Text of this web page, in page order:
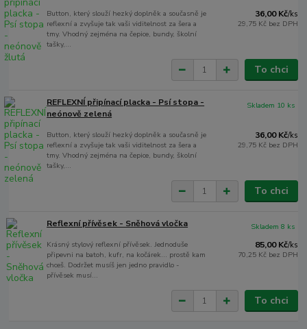
Button, který slouží hezký doplněk a současně je
reflexní a zvyšuje tak vaši viditelnost za šera a
tmy. Vhodný zejména na čepice, bundy, školní
tašky,...
36,00 Kč/ks
29,75 Kč bez DPH
To chci
REFLEXNÍ připínací placka - Psí stopa -
neónově zelená
Button, který slouží hezký doplněk a současně je
reflexní a zvyšuje tak vaši viditelnost za šera a
tmy. Vhodný zejména na čepice, bundy, školní
tašky,...
36,00 Kč/ks
29,75 Kč bez DPH
Skladem 10 ks
To chci
Reflexní přívěsek - Sněhová vločka
Krásný stylový reflexní přívěsek. Jednoduše
připevni na batoh, kufr, na kočárek... prostě kam
chceš. Dodržet musíš jen jedno pravidlo -
přívěsek musí...
85,00 Kč/ks
70,25 Kč bez DPH
Skladem 8 ks
To chci